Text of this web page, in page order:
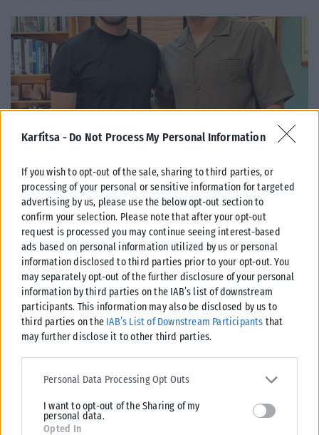
Karfitsa - Do Not Process My Personal Information
If you wish to opt-out of the sale, sharing to third parties, or
processing of your personal or sensitive information for targeted
advertising by us, please use the below opt-out section to
confirm your selection. Please note that after your opt-out
request is processed you may continue seeing interest-based
ads based on personal information utilized by us or personal
information disclosed to third parties prior to your opt-out. You
may separately opt-out of the further disclosure of your personal
information by third parties on the IAB’s list of downstream
participants. This information may also be disclosed by us to
third parties on the IAB’s List of Downstream Participants that
may further disclose it to other third parties.
Please note that this website/app uses one or more Google
services and may gather and store information including but not
deny consent to Google and its third-party tags to use your data
for below specified purposes in below Google consent section.
Personal Data Processing Opt Outs
I want to opt-out of the Sharing of my
personal data.
Opted In
ΠΑΡΑΠΟΛΙΤΙΚΆ
Ένας παγκόσμιος πρωταθλητής στο πλευρό του Δ.Ασλανίδη
Μια συμπόρευση που έχει «άρωμα» πρωταθλητή πέτυχε ο δήμαρχος
Παύλου Μελά, Δημήτρης Ασλανίδης. Τι κι αν οι δημοτικές εκλογές
αργούν...
ΑΝΑΡΤΉΘΗΚΕ ΑΠΌ ΒΟΎΛΑ ΑΛΜΑΛΙΏΤΗ 31/07/2026